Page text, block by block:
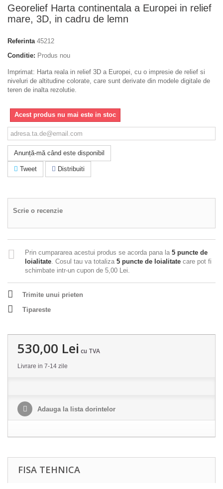
Georelief Harta continentala a Europei in relief
mare, 3D, in cadru de lemn
Referinta 45212
Conditie: Produs nou
Imprimat: Harta reala in relief 3D a Europei, cu o impresie de relief si
niveluri de altitudine colorate, care sunt derivate din modele digitale de
teren de inalta rezolutie.
Acest produs nu mai este in stoc
Anunță-mă când este disponibil
Tweet Distribuiti
Scrie o recenzie
Prin cumpararea acestui produs se acorda pana la 5 puncte de
loialitate. Cosul tau va totaliza 5 puncte de loialitate care pot fi
schimbate intr-un cupon de 5,00 Lei.
Trimite unui prieten
Tipareste
530,00 Lei cu TVA
Livrare in 7-14 zile
Adauga la lista dorintelor
FISA TEHNICA